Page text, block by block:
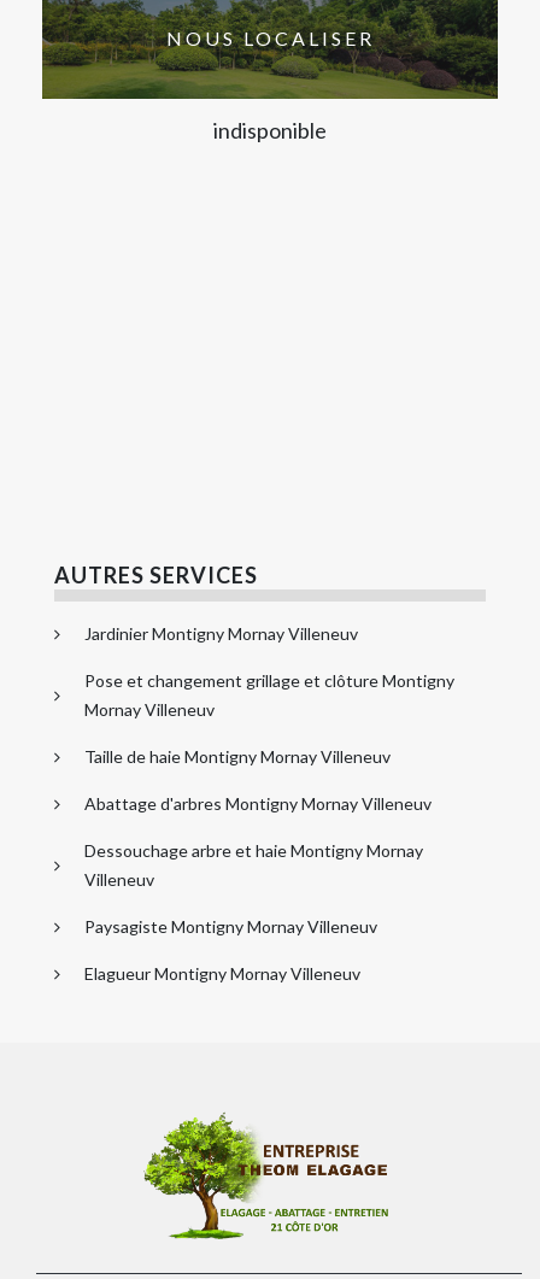
NOUS LOCALISER
indisponible
AUTRES SERVICES
Jardinier Montigny Mornay Villeneuv
Pose et changement grillage et clôture Montigny
Mornay Villeneuv
Taille de haie Montigny Mornay Villeneuv
Abattage d'arbres Montigny Mornay Villeneuv
Dessouchage arbre et haie Montigny Mornay
Villeneuv
Paysagiste Montigny Mornay Villeneuv
Elagueur Montigny Mornay Villeneuv